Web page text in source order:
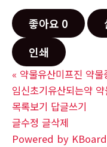
좋아요 0
인쇄
« 약물유산미프진 약물
임신초기유산되는약
목록보기 답글쓰기
글수정 글삭제
Powered by KBoard